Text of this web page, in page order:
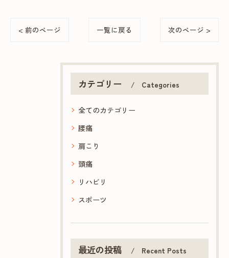
< 前のページ 一覧に戻る 次のページ >
カテゴリー Categories
全てのカテゴリー
腰痛
肩こり
頭痛
リハビリ
スポーツ
最近の投稿 Recent Posts